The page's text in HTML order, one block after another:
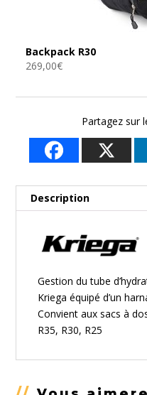
Backpack R30
269,00€
Partagez sur
Description
Gestion du tube
Kriega équipé d’un
Convient aux sacs à
R35, R30, R25